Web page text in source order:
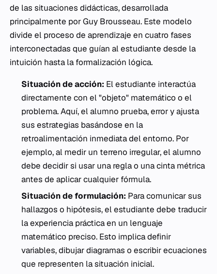
de las situaciones didácticas, desarrollada
principalmente por Guy Brousseau. Este modelo
divide el proceso de aprendizaje en cuatro fases
interconectadas que guían al estudiante desde la
intuición hasta la formalización lógica.
Situación de acción: El estudiante interactúa
directamente con el "objeto" matemático o el
problema. Aquí, el alumno prueba, error y ajusta
sus estrategias basándose en la
retroalimentación inmediata del entorno. Por
ejemplo, al medir un terreno irregular, el alumno
debe decidir si usar una regla o una cinta métrica
antes de aplicar cualquier fórmula.
Situación de formulación: Para comunicar sus
hallazgos o hipótesis, el estudiante debe traducir
la experiencia práctica en un lenguaje
matemático preciso. Esto implica definir
variables, dibujar diagramas o escribir ecuaciones
que representen la situación inicial.